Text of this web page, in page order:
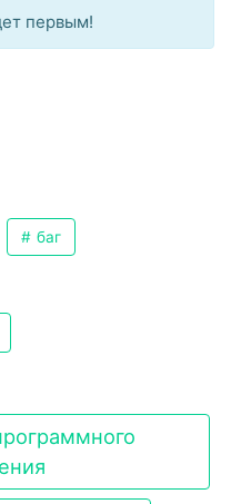
первым!
баг